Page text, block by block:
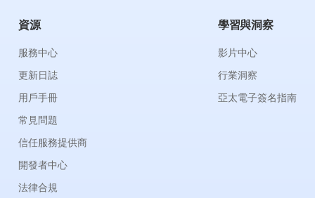
資源
服務中心
更新日誌
用戶手冊
常見問題
信任服務提供商
開發者中心
法律合規
學習與洞察
影片中心
行業洞察
亞太電子簽名指南